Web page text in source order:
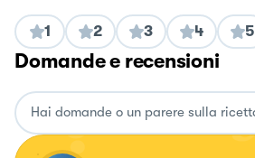
1 2 3 4 5
Domande e recensioni